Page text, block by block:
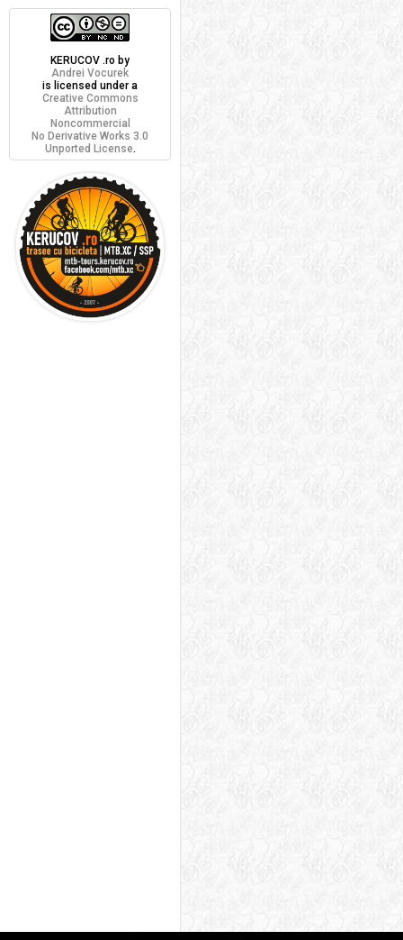
KERUCOV .ro by
Andrei Vocurek
is licensed under a
Creative Commons
Attribution
Noncommercial
No Derivative Works 3.0
Unported License.